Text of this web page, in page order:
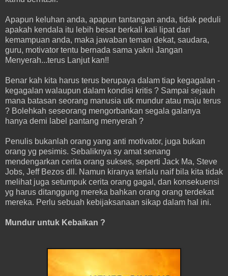
Apapun keluhan anda, apapun tantangan anda, tidak peduli
apakah kendala itu lebih besar berkali kali lipat dari
kemampuan anda, maka jawaban teman dekat, saudara,
guru, motivator tentu bernada sama yakni Jangan
Menyerah...terus Lanjut kan!!
Benar kah kita harus terus berupaya dalam tiap kegagalan -
kegagalan walaupun dalam kondisi kritis ? Sampai sejauh
mana batasan seorang manusia utk mundur atau maju terus
? Bolehkah seseorang mengorbankan segala galanya
hanya demi label pantang menyerah ?
Penulis bukanlah orang yang anti motivator, juga bukan
orang yg pesimis. Sebaliknya sy amat senang
mendengarkan cerita orang sukses, seperti Jack Ma, Steve
Jobs, Jeff Bezos dll. Namun kiranya terlalu naif bila kita tidak
melihat juga setumpuk cerita orang gagal, dan konsekuensi
yg harus ditanggung mereka bahkan orang orang terdekat
mereka. Perlu sebuah kebijaksanaan sikap dalam hal ini.
Mundur untuk Kebaikan ?